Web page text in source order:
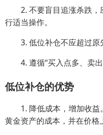
2. 不要盲目追涨杀跌
行适当操作。
3. 低位补仓不应超过原
4. 遵循“买入点多、卖
低位补仓的优势
1. 降低成本，增加收
黄金资产的成本，并在价格